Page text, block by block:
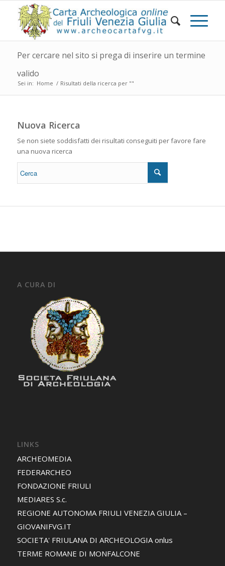
Per cercare nel sito si prega di inserire un termine
valido
Sei in: Home / Risultati della ricerca per ""
Nuova Ricerca
Se non siete soddisfatti dei risultati conseguiti per favore fare
una nuova ricerca
A CURA DI
LINKS
ARCHEOMEDIA
FEDERARCHEO
FONDAZIONE FRIULI
MEDIARES S.c.
REGIONE AUTONOMA FRIULI VENEZIA GIULIA –
GIOVANIFVG.IT
SOCIETA' FRIULANA DI ARCHEOLOGIA onlus
TERME ROMANE DI MONFALCONE